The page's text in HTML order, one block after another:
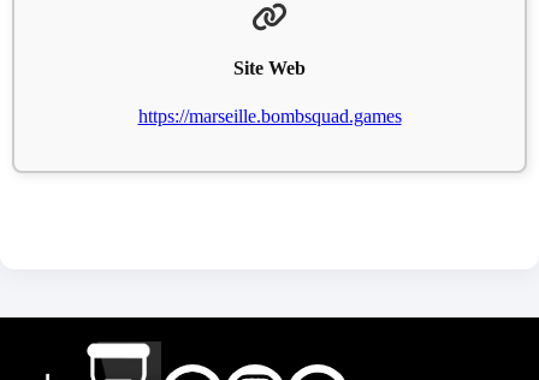
Site Web
https://marseille.bombsquad.games